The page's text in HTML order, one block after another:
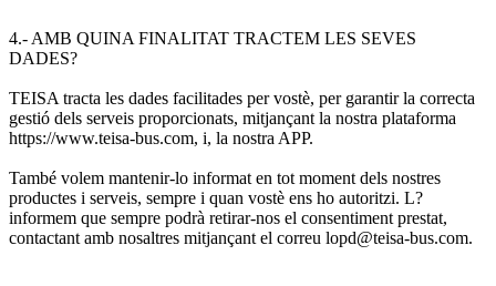
4.- AMB QUINA FINALITAT TRACTEM LES SEVES
DADES?
TEISA tracta les dades facilitades per vostè, per garantir la correcta
gestió dels serveis proporcionats, mitjançant la nostra plataforma
https://www.teisa-bus.com, i, la nostra APP.
També volem mantenir-lo informat en tot moment dels nostres
productes i serveis, sempre i quan vostè ens ho autoritzi. L?
informem que sempre podrà retirar-nos el consentiment prestat,
contactant amb nosaltres mitjançant el correu lopd@teisa-bus.com.